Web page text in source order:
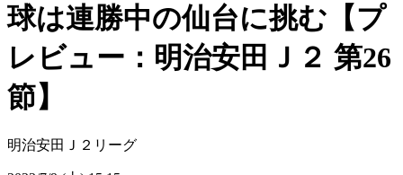
球は連勝中の仙台に挑む【プ
レビュー：明治安田Ｊ２ 第26
節】
明治安田Ｊ２リーグ